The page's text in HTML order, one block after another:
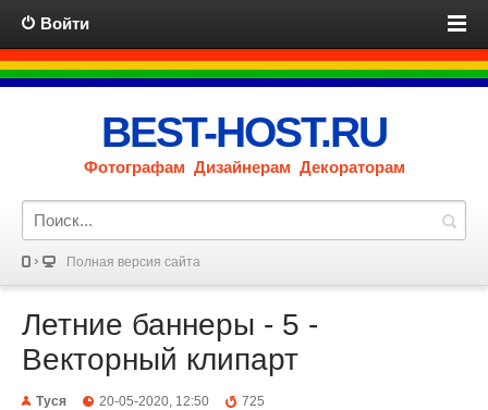
Войти
BEST-HOST.RU
Фотографам Дизайнерам Декораторам
Полная версия сайта
Летние баннеры - 5 -
Векторный клипарт
Туся 20-05-2020, 12:50
725